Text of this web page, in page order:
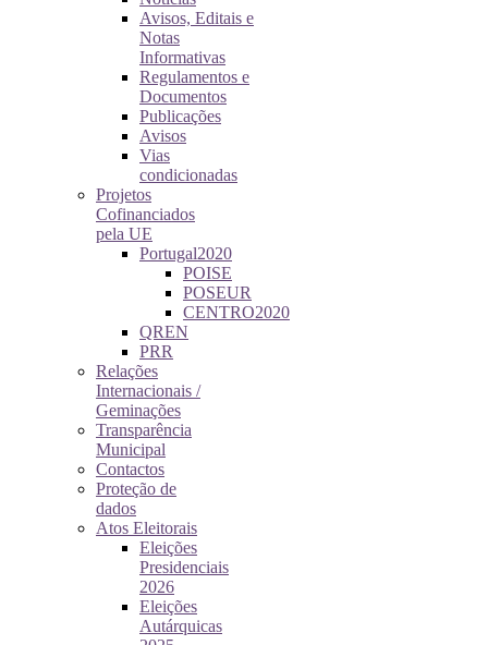
Avisos, Editais e
Notas
Informativas
Regulamentos e
Documentos
Publicações
Avisos
Vias
condicionadas
Projetos
Cofinanciados
pela UE
Portugal2020
POISE
POSEUR
CENTRO2020
QREN
PRR
Relações
Internacionais /
Geminações
Transparência
Municipal
Contactos
Proteção de
dados
Atos Eleitorais
Eleições
Presidenciais
2026
Eleições
Autárquicas